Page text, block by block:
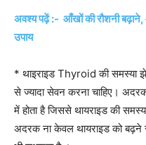
अवश्य पढ़ें :- आँखों की रौशनी
उपाय
* थाइराइड Thyroid की समस्या
से ज्यादा सेवन करना चाहिए।
में होता है जिससे थायराइड की
अदरक ना केवल थायराइड को बढ़ने